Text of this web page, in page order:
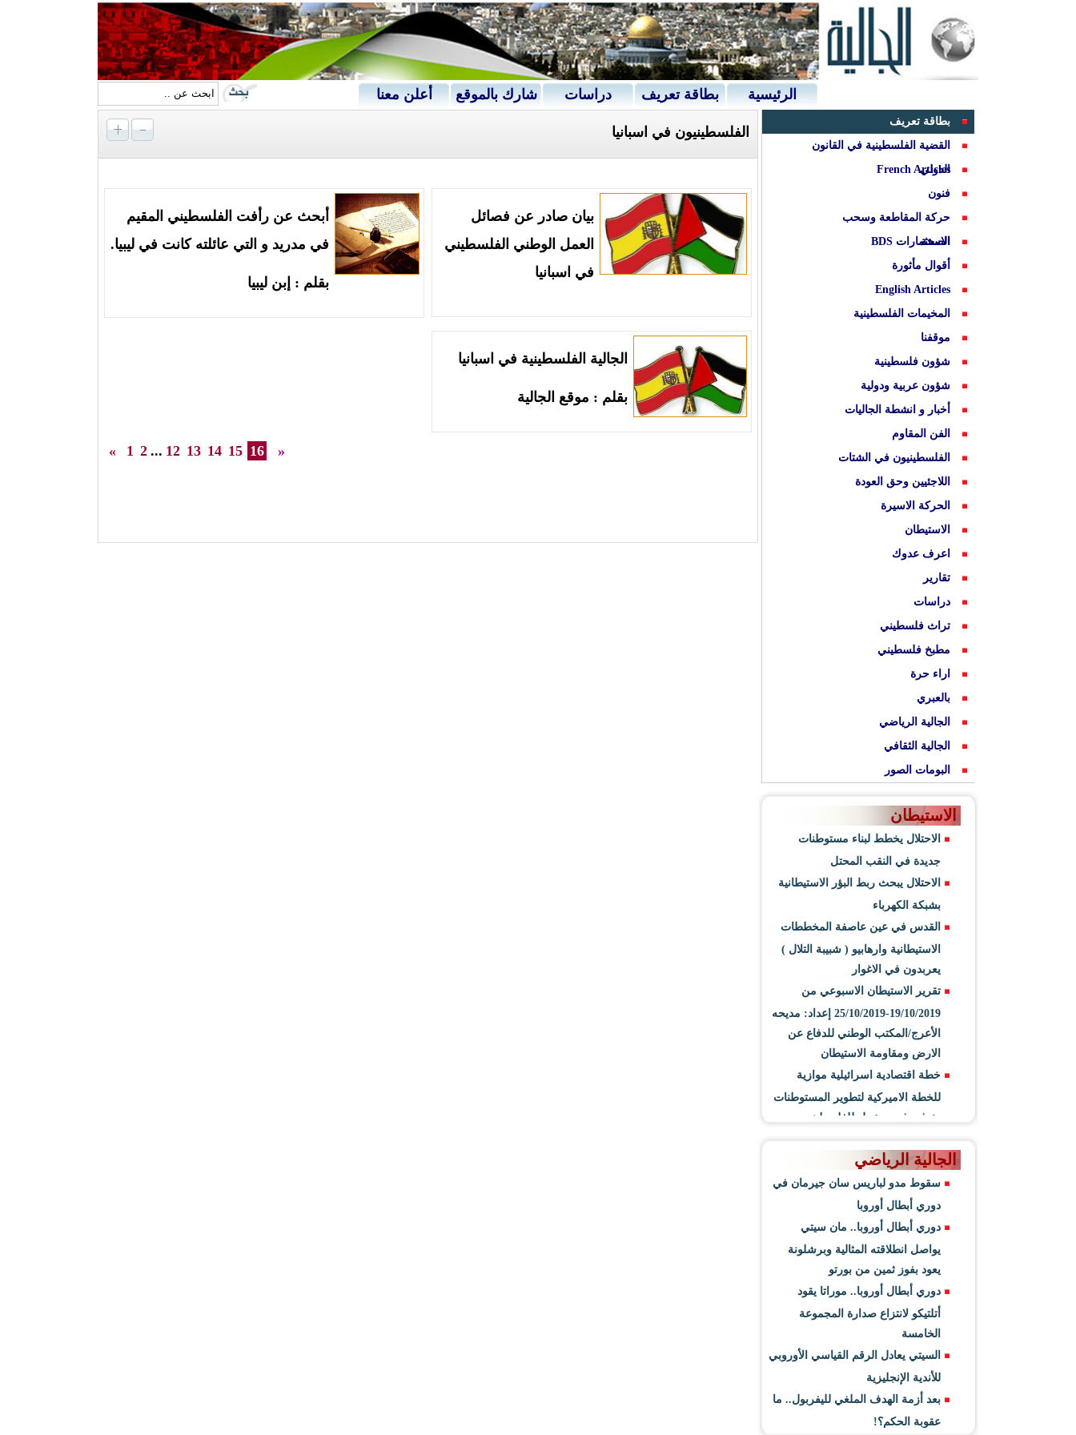
الرئيسية بطاقة تعريف دراسات شارك بالموقع أعلن معنا
بطاقة تعريف
القضية الفلسطينية في القانون
الدولي
French Articles
فنون
حركة المقاطعة وسحب
الاستثمارات BDS
الصحة
أقوال مأثورة
English Articles
المخيمات الفلسطينية
موقفنا
شؤون فلسطينية
شؤون عربية ودولية
أخبار و انشطة الجاليات
الفن المقاوم
الفلسطينيون في الشتات
اللاجئيين وحق العودة
الحركة الاسيرة
الاستيطان
اعرف عدوك
تقارير
دراسات
تراث فلسطيني
مطبخ فلسطيني
اراء حرة
بالعبري
الجالية الرياضي
الجالية الثقافي
البومات الصور
الاستيطان
الاحتلال يخطط لبناء مستوطنات
جديدة في النقب المحتل
الاحتلال يبحث ربط البؤر الاستيطانية
بشبكة الكهرباء
القدس في عين عاصفة المخططات
الاستيطانية وارهابيو ( شبيبة التلال )
يعربدون في الاغوار
تقرير الاستيطان الاسبوعي من
19/10/2019-25/10/2019 إعداد: مديحه
الأعرج/المكتب الوطني للدفاع عن
الارض ومقاومة الاستيطان
خطة اقتصادية اسرائيلية موازية
للخطة الاميركية لتطوير المستوطنات
وتوفير فرص عمل للفلسطينيين
الجالية الرياضي
سقوط مدو لباريس سان جيرمان في
دوري أبطال أوروبا
دوري أبطال أوروبا.. مان سيتي
يواصل انطلاقته المثالية وبرشلونة
يعود بفوز ثمين من بورتو
دوري أبطال أوروبا.. موراتا يقود
أتلتيكو لانتزاع صدارة المجموعة
الخامسة
السيتي يعادل الرقم القياسي الأوروبي
للأندية الإنجليزية
بعد أزمة الهدف الملغي لليفربول.. ما
عقوبة الحكم؟!
الفلسطينيون في اسبانيا
بيان صادر عن فصائل
العمل الوطني الفلسطيني
في اسبانيا
أبحث عن رأفت الفلسطيني المقيم
في مدريد و التي عائلته كانت في ليبيا.
بقلم : إبن ليبيا
الجالية الفلسطينية في اسبانيا
بقلم : موقع الجالية
« 1 2 ... 12 13 14 15 16 »